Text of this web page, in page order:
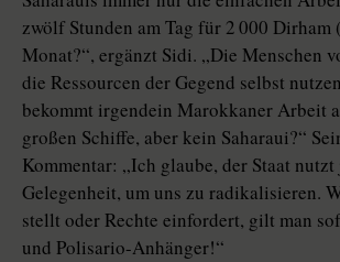
zwölf Stunden am Tag für 2 000 Dirham
Monat?“, ergänzt Sidi. „Die Menschen
die Ressourcen der Gegend selbst
bekommt irgendein Marokkaner Arbeit
großen Schiffe, aber kein Saharaui?“
Kommentar: „Ich glaube, der Staat nutzt
Gelegenheit, um uns zu radikalisieren.
stellt oder Rechte einfordert, gilt man
und Polisario-Anhänger!“